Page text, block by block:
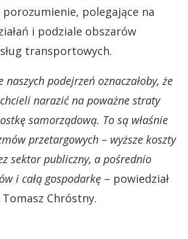
polegające na
i podziale obszarów
transportowych.
naszych podejrzeń oznaczałoby, że
narazić na poważne straty
samorządową. To są właśnie
przetargowych – wyższe koszty
sektor publiczny, a pośrednio
i całą gospodarkę – powiedział
Chróstny.